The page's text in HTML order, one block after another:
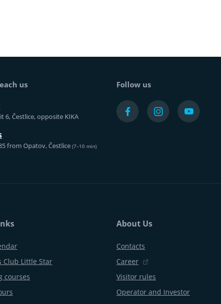
us
6, Čestlice, opposite KIKA
from Opatov, Čestlice (7–10 min)
Follow us
Club Little Star
courses
About Us
Contacts
Career
Visitor rules
Operator and Investor